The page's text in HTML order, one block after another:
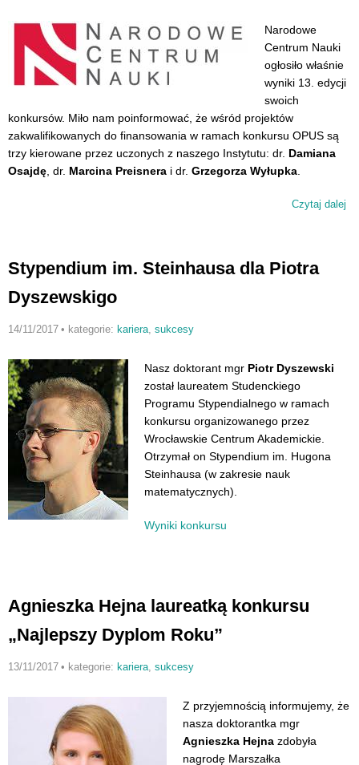
Narodowe
Centrum Nauki
ogłosiło właśnie
wyniki 13. edycji
swoich
konkursów. Miło nam poinformować, że wśród projektów
zakwalifikowanych do finansowania w ramach konkursu OPUS są
trzy kierowane przez uczonych z naszego Instytutu: dr. Damiana
Osajdę , dr. Marcina Preisnera i dr. Grzegorza Wyłupka
Czytaj dalej
Stypendium im. Steinhausa dla Piotra
Dyszewskigo
14/11/2017 • kategorie: kariera, sukcesy
Nasz doktorant mgr Piotr Dyszewski
został laureatem Studenckiego
Programu Stypendialnego w ramach
konkursu organizowanego przez
Wrocławskie Centrum Akademickie.
Otrzymał on Stypendium im. Hugona
Steinhausa (w zakresie nauk
matematycznych).
Wyniki konkursu
Agnieszka Hejna laureatką konkursu
„Najlepszy Dyplom Roku”
13/11/2017 • kategorie: kariera, sukcesy
Z przyjemnością informujemy, że
nasza doktorantka mgr
Agnieszka Hejna zdobyła
nagrodę Marszałka